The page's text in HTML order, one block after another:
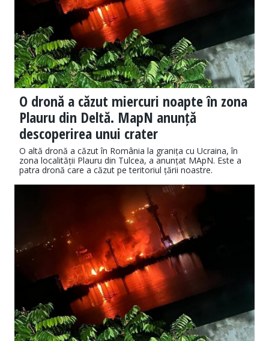
O dronă a căzut miercuri noapte în zona
Plauru din Deltă. MapN anunță
descoperirea unui crater
​​O altă dronă a căzut în România la granița cu Ucraina, în
zona localității Plauru din Tulcea, a anunțat MApN. Este a
patra dronă care a căzut pe teritoriul țării noastre.